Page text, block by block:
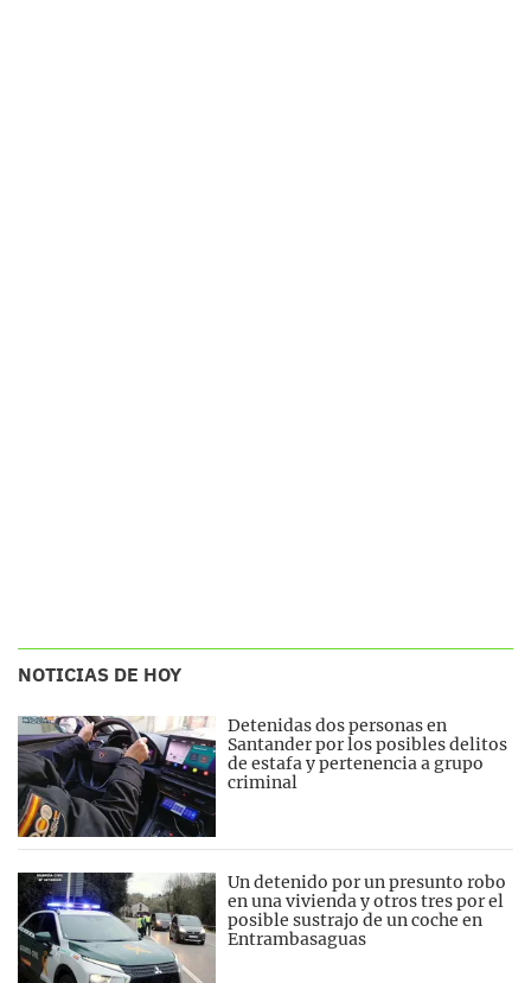
NOTICIAS DE HOY
Detenidas dos personas en
Santander por los posibles delitos
de estafa y pertenencia a grupo
criminal
Un detenido por un presunto robo
en una vivienda y otros tres por el
posible sustrajo de un coche en
Entrambasaguas